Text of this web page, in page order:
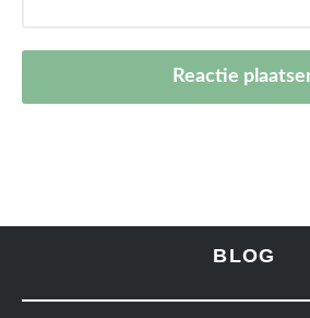
BLOG